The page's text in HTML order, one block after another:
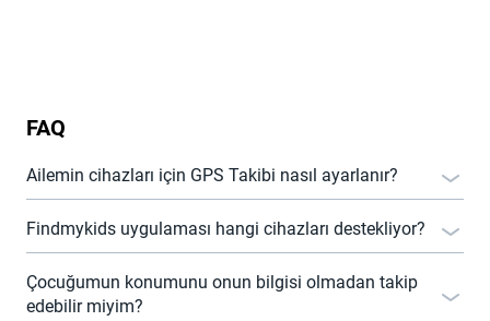
FAQ
Ailemin cihazları için GPS Takibi nasıl ayarlanır?
Findmykids uygulaması hangi cihazları destekliyor?
Çocuğumun konumunu onun bilgisi olmadan takip
edebilir miyim?